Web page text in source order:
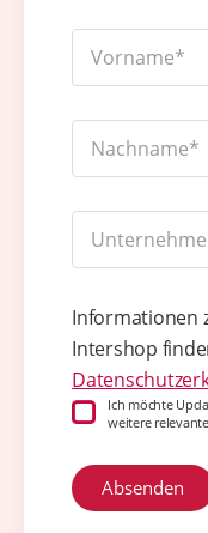
Informationen
Intershop
Ich möchte
weitere